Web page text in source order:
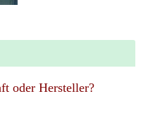
oder Hersteller?